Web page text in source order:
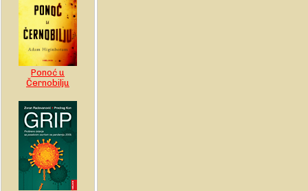
Ponoć u
Černobilju